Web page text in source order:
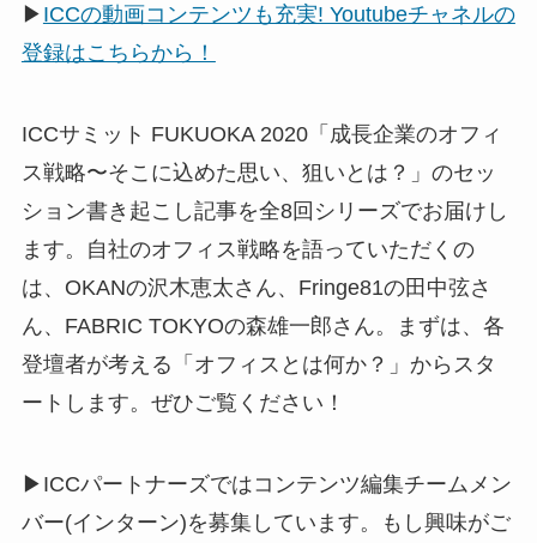
▶ ICCの動画コンテンツも充実! Youtubeチャネルの
登録はこちらから！
ICCサミット FUKUOKA 2020「成長企業のオフィ
ス戦略〜そこに込めた思い、狙いとは？」のセッ
ション書き起こし記事を全8回シリーズでお届けし
ます。自社のオフィス戦略を語っていただくの
は、OKANの沢木恵太さん、Fringe81の田中弦さ
ん、FABRIC TOKYOの森雄一郎さん。まずは、各
登壇者が考える「オフィスとは何か？」からスタ
ートします。ぜひご覧ください！
▶ICCパートナーズではコンテンツ編集チームメン
バー(インターン)を募集しています。もし興味がご